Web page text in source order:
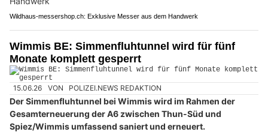
Wildhaus-messershop.ch: Exklusive Messer aus dem Handwerk
Wimmis BE: Simmenfluhtunnel wird für fünf
Monate komplett gesperrt
15.06.26 VON POLIZEI.NEWS REDAKTION
Der Simmenfluhtunnel bei Wimmis wird im Rahmen der
Gesamterneuerung der A6 zwischen Thun-Süd und
Spiez/Wimmis umfassend saniert und erneuert.